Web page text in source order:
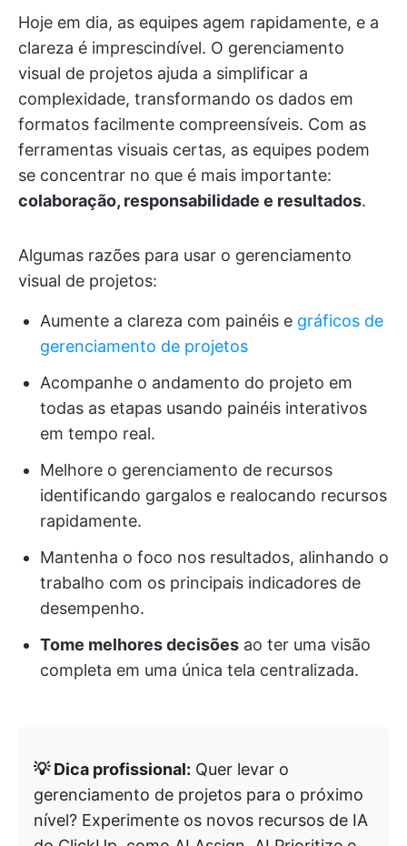
Hoje em dia, as equipes agem rapidamente, e a
clareza é imprescindível. O gerenciamento
visual de projetos ajuda a simplificar a
complexidade, transformando os dados em
formatos facilmente compreensíveis. Com as
ferramentas visuais certas, as equipes podem
se concentrar no que é mais importante:
colaboração, responsabilidade e resultados.
Algumas razões para usar o gerenciamento
visual de projetos:
Aumente a clareza com painéis e gráficos de
gerenciamento de projetos
Acompanhe o andamento do projeto em
todas as etapas usando painéis interativos
em tempo real.
Melhore o gerenciamento de recursos
identificando gargalos e realocando recursos
rapidamente.
Mantenha o foco nos resultados, alinhando o
trabalho com os principais indicadores de
desempenho.
Tome melhores decisões ao ter uma visão
completa em uma única tela centralizada.
💡 Dica profissional: Quer levar o
gerenciamento de projetos para o próximo
nível? Experimente os novos recursos de IA